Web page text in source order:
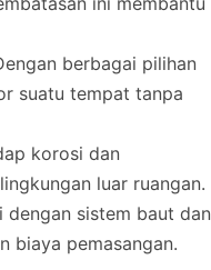
berbagai pilihan
suatu tempat tanpa
korosi dan
luar ruangan.
dengan sistem baut dan
biaya pemasangan.